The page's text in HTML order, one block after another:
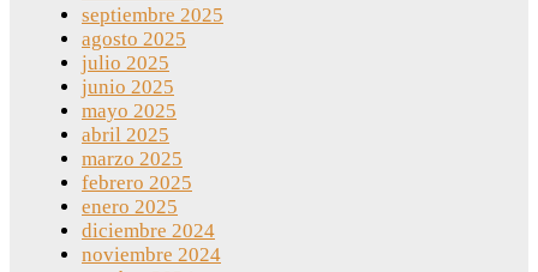
septiembre 2025
agosto 2025
julio 2025
junio 2025
mayo 2025
abril 2025
marzo 2025
febrero 2025
enero 2025
diciembre 2024
noviembre 2024